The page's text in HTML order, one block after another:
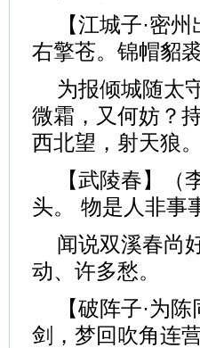
【江城子·密
右擎苍。锦帽貂
为报倾城随太
微霜，又何妨？
西北望，射天狼。
【武陵春】（
头。 物是人非事
闻说双溪春尚
动、许多愁。
【破阵子·为
剑，梦回吹角连